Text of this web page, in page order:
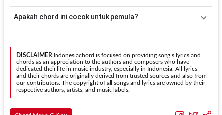
kebutuhan.
Transpose (bawah)untuk menurunkan nada. Seluruh chord akan
Apakah chord ini cocok untuk pemula?
dipelajari oleh pemula tanpa menghilangkan struktur dasar lagu.
DISCLAIMER Indonesiachord is focused on providing song’s lyrics and
chords as an appreciation to the authors and composers who have
dedicated their life in music industry, especially in Indonesia. All lyrics
and their chords are originally derived from trusted sources and also from
our contributors. The copyright of all songs and lyrics are owned by their
respective authors, artists, and music labels.